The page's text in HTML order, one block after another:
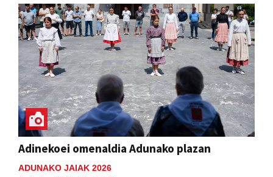
Adinekoei omenaldia Adunako plazan
ADUNAKO JAIAK 2026